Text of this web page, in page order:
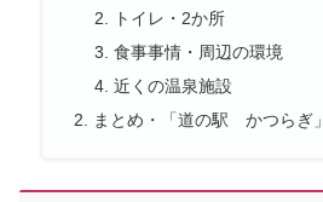
トイレ・2か所
食事事情・周辺の環境
近くの温泉施設
まとめ・「道の駅 かつらぎ